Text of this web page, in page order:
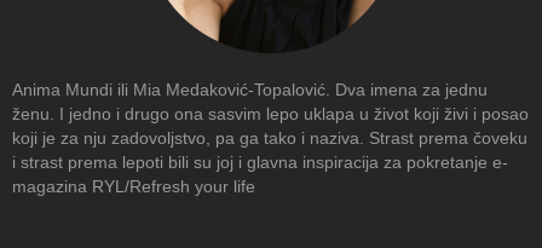
Anima Mundi ili Mia Medaković-Topalović. Dva imena za jednu
ženu. I jedno i drugo ona sasvim lepo uklapa u život koji živi i posao
koji je za nju zadovoljstvo, pa ga tako i naziva. Strast prema čoveku
i strast prema lepoti bili su joj i glavna inspiracija za pokretanje e-
magazina RYL/Refresh your life